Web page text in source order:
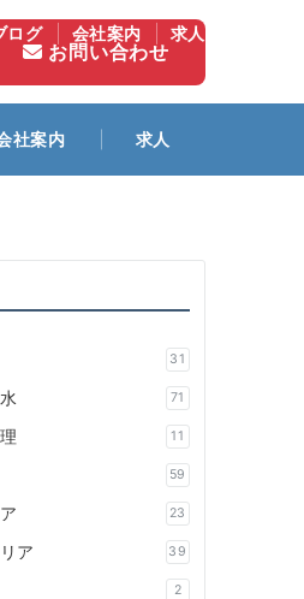
お問い合わせ
社案内 求人
ログ 会社案内 求人
31
71
11
59
23
ア 39
2